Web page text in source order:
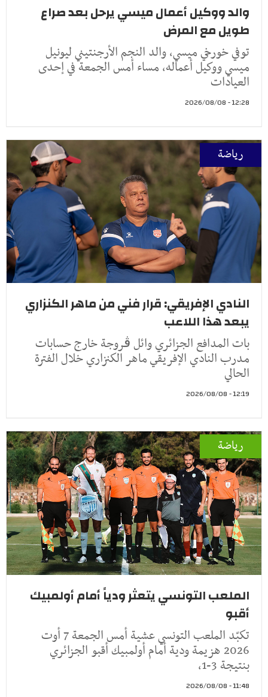
والد ووكيل أعمال ميسي يرحل بعد صراع
طويل مع المرض
توفي خورخي ميسي، والد النجم الأرجنتيني ليونيل
ميسي ووكيل أعماله، مساء أمس الجمعة في إحدى
العيادات
12:28 - 2026/08/08
رياضة
النادي الإفريقي: قرار فني من ماهر الكنزاري
يبعد هذا اللاعب
بات المدافع الجزائري وائل ڤروجة خارج حسابات
مدرب النادي الإفريقي ماهر الكنزاري خلال الفترة
الحالي
12:19 - 2026/08/08
رياضة
الملعب التونسي يتعثر ودياً أمام أولمبيك
أقبو
تكبّد الملعب التونسي عشية أمس الجمعة 7 أوت
2026 هزيمة ودية أمام أولمبيك أقبو الجزائري
بنتيجة 3-1،
11:48 - 2026/08/08